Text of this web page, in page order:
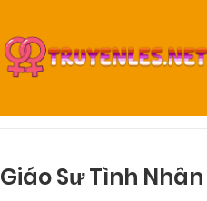
Giáo Sư Tình Nhân